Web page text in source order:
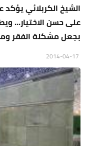
الشيخ الكربلائي
على حسن الاختيار...
بجعل مشكلة الفقر